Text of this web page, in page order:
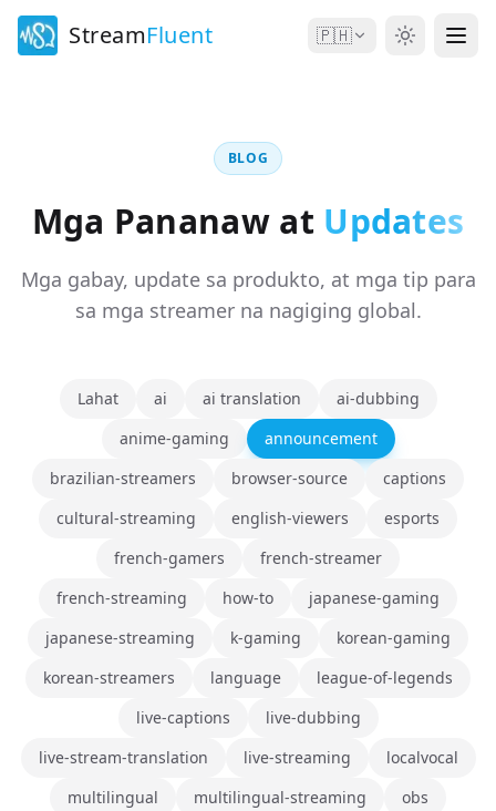
StreamFluent 🇵🇭
BLOG
Mga Pananaw at Updates
Mga gabay, update sa produkto, at mga tip para
sa mga streamer na nagiging global.
Lahat ai ai translation
ai-dubbing
anime-gaming
announcement
brazilian-streamers
browser-source
captions
cultural-streaming
english-viewers
esports
french-gamers
french-streamer
french-streaming
how-to
japanese-gaming
japanese-streaming
k-gaming
korean-gaming
korean-streamers
language
league-of-legends
live-captions
live-dubbing
live-stream-translation
live-streaming
localvocal
multilingual
multilingual-streaming
obs